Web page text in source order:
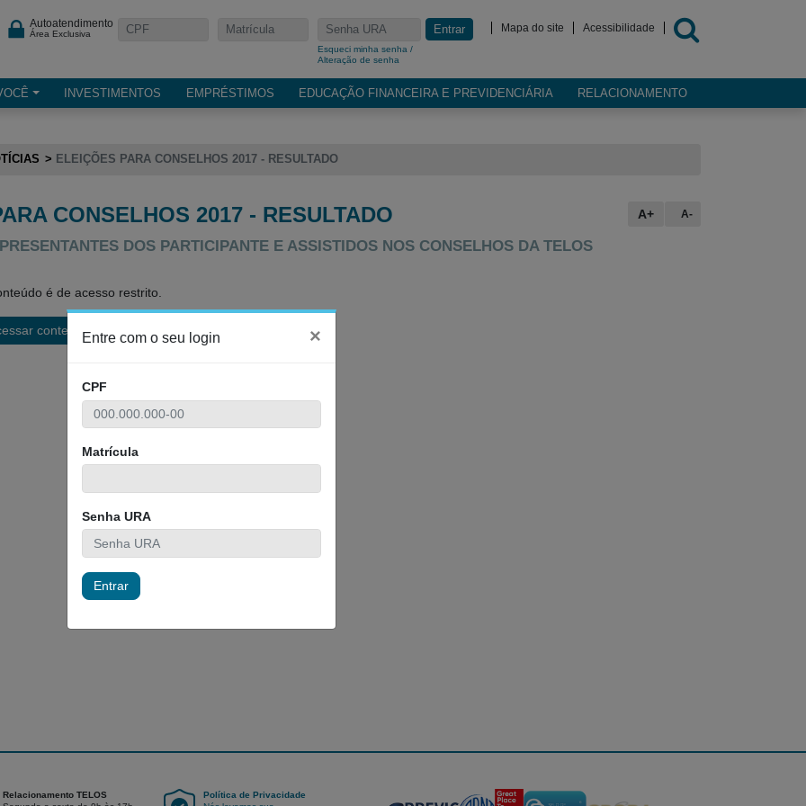
Autoatendimento
Área Exclusiva
Esqueci minha senha /
Alteração de senha
Entrar Mapa do site Acessibilidade
INVESTIMENTOS EMPRÉSTIMOS EDUCAÇÃO FINANCEIRA E PREVIDENCIÁRIA RELACIONAMENTO
ELEIÇÕES PARA CONSELHOS 2017 - RESULTADO
CONSELHOS 2017 - RESULTADO
DOS PARTICIPANTE E ASSISTIDOS NOS CONSELHOS DA TELOS
A+ A-
é de acesso restrito.
conteúdo
Relacionamento TELOS
Política de Privacidade
Entre com o seu login ×
CPF
Matrícula
Senha URA
Entrar